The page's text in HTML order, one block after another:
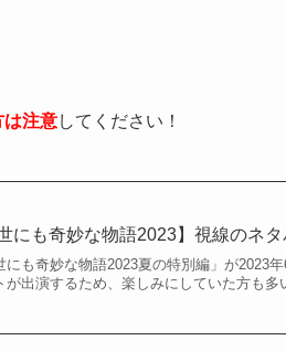
は注意してください！
世にも奇妙な物語2023】視線のネ
にも奇妙な物語2023夏の特別編」が2023
が出演するため、楽しみにしていた方も多